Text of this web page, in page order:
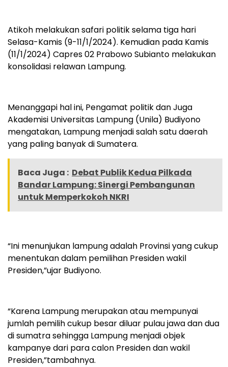
Atikoh melakukan safari politik selama tiga hari
Selasa-Kamis (9-11/1/2024). Kemudian pada Kamis
(11/1/2024) Capres 02 Prabowo Subianto melakukan
konsolidasi relawan Lampung.
Menanggapi hal ini, Pengamat politik dan Juga
Akademisi Universitas Lampung (Unila) Budiyono
mengatakan, Lampung menjadi salah satu daerah
yang paling banyak di Sumatera.
Baca Juga : Debat Publik Kedua Pilkada
Bandar Lampung: Sinergi Pembangunan
untuk Memperkokoh NKRI
“Ini menunjukan lampung adalah Provinsi yang cukup
menentukan dalam pemilihan Presiden wakil
Presiden,”ujar Budiyono.
“Karena Lampung merupakan atau mempunyai
jumlah pemilih cukup besar diluar pulau jawa dan dua
di sumatra sehingga Lampung menjadi objek
kampanye dari para calon Presiden dan wakil
Presiden,”tambahnya.